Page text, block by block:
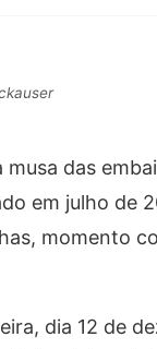
das
em julho de
momento
dia 12 de